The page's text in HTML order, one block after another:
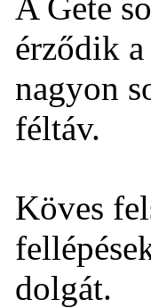
érződik
nagyon
féltáv.
Köves
dolgát.